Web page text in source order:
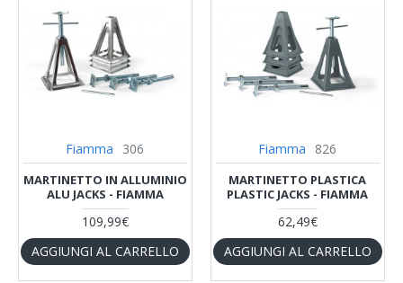
Fiamma 306
MARTINETTO IN ALLUMINIO
ALU JACKS - FIAMMA
109,99€
AGGIUNGI AL CARRELLO
Fiamma 826
MARTINETTO PLASTICA
PLASTIC JACKS - FIAMMA
62,49€
AGGIUNGI AL CARRELLO